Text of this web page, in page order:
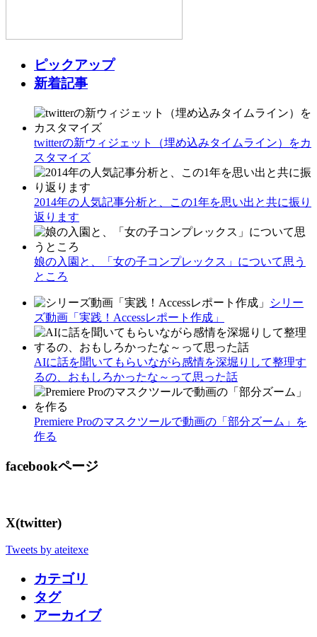
ピックアップ
新着記事
twitterの新ウィジェット（埋め込みタイムライン）をカ
スタマイズ
2014年の人気記事分析と、この1年を思い出と共に振り
返ります
娘の入園と、「女の子コンプレックス」について思う
ところ
シリー
ズ動画「実践！Accessレポート作成」
AIに話を聞いてもらいながら感情を深堀りして整理す
るの、おもしろかったな～って思った話
Premiere Proのマスクツールで動画の「部分ズーム」を
作る
facebookページ
X(twitter)
Tweets by ateitexe
カテゴリ
タグ
アーカイブ